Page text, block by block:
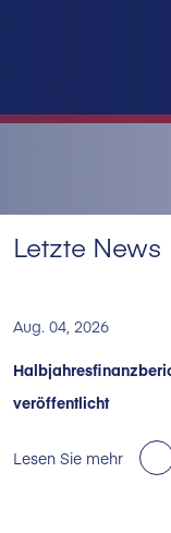
Letzte News
Aug. 04, 2026
veröffentlicht
Lesen Sie mehr